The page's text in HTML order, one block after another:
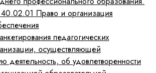
Право и организация
педагогических
осуществляющей
деятельность, об удовлетворенности